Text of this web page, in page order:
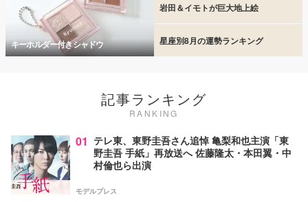
キーホルダー付きシャドウ
岩田＆イモトが巨大地上絵
星座別8月の運勢ランキング
記事ランキング
RANKING
01 テレ東、東野圭吾さん追悼 亀梨和也主演「東
野圭吾 手紙」再放送へ 佐藤隆太・本田翼・中
村倫也ら出演
モデルプレス